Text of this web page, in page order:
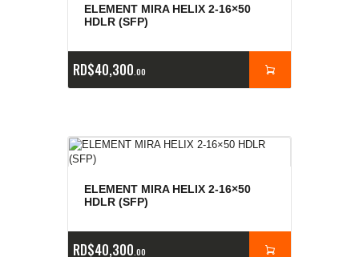
ELEMENT MIRA HELIX 2-16×50
HDLR (SFP)
RD$40,300 00
ELEMENT MIRA HELIX 2-16×50
HDLR (SFP)
RD$40,300 00